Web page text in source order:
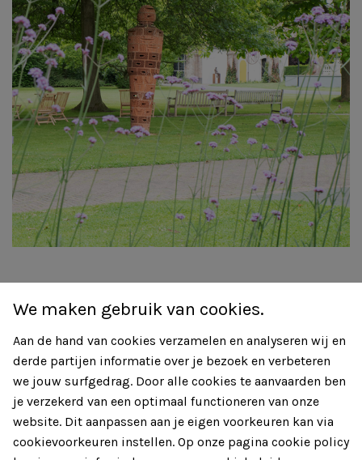
Vind gepaste zorg
Jobs en stage
Over Rustenburg
Contact
We maken gebruik van cookies.
Aan de hand van cookies verzamelen en analyseren wij en
derde partijen informatie over je bezoek en verbeteren
we jouw surfgedrag. Door alle cookies te aanvaarden ben
je verzekerd van een optimaal functioneren van onze
website. Dit aanpassen aan je eigen voorkeuren kan via
cookievoorkeuren instellen. Op onze pagina cookie policy